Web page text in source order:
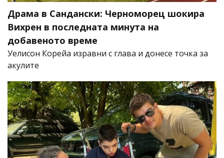
Драма в Сандански: Черноморец шокира
Вихрен в последната минута на
добавеното време
Уелисон Корейа изравни с глава и донесе точка за
акулите